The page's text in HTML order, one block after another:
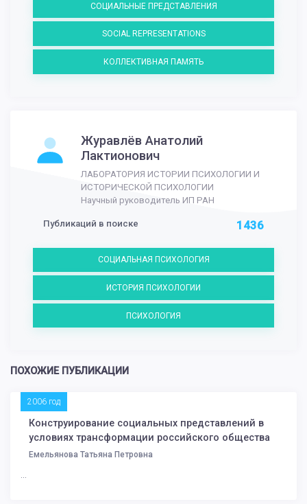
СОЦИАЛЬНЫЕ ПРЕДСТАВЛЕНИЯ
SOCIAL REPRESENTATIONS
КОЛЛЕКТИВНАЯ ПАМЯТЬ
Журавлёв Анатолий
Лактионович
ЛАБОРАТОРИЯ ИСТОРИИ ПСИХОЛОГИИ И
ИСТОРИЧЕСКОЙ ПСИХОЛОГИИ
Научный руководитель ИП РАН
Публикаций в поиске 1436
СОЦИАЛЬНАЯ ПСИХОЛОГИЯ
ИСТОРИЯ ПСИХОЛОГИИ
ПСИХОЛОГИЯ
ПОХОЖИЕ ПУБЛИКАЦИИ
2006 год
Конструирование социальных представлений в
условиях трансформации российского общества
Емельянова Татьяна Петровна
...